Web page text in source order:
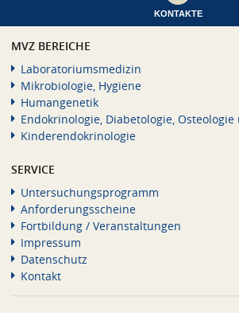
KONTAKTE
MVZ BEREICHE
Laboratoriumsmedizin
Mikrobiologie, Hygiene
Humangenetik
Endokrinologie, Diabetologie,
Kinderendokrinologie
SERVICE
Untersuchungsprogramm
Anforderungsscheine
Fortbildung / Veranstaltungen
Impressum
Datenschutz
Kontakt